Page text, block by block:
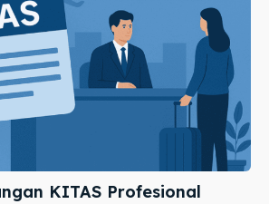
KITAS Profesional